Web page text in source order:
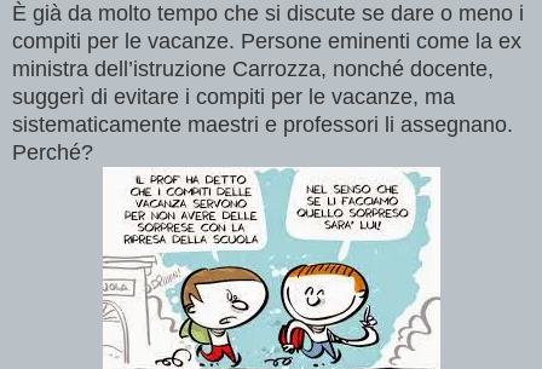
È già da molto tempo che si discute se dare o meno i
compiti per le vacanze. Persone eminenti come la ex
ministra dell’istruzione Carrozza, nonché docente,
suggerì di evitare i compiti per le vacanze, ma
sistematicamente maestri e professori li assegnano.
Perché?